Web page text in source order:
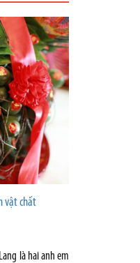
vật chất
là hai anh em